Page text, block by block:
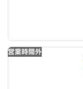
営業時間外